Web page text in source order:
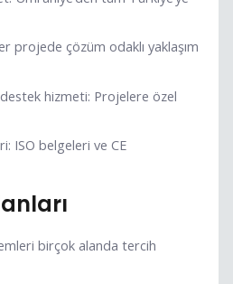
projede çözüm odaklı yaklaşım
hizmeti: Projelere özel
ISO belgeleri ve CE
birçok alanda tercih